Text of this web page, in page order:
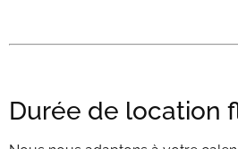
Durée de location